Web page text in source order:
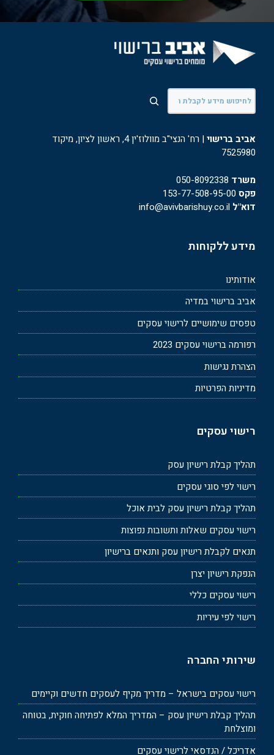
חיפוש
אביב ברישוי
| רח' הנצי"ב מוולוז'ין 4, ראשון לציון, מיקוד
7525980
משרד 050-8092338
פקס
דוא"ל
מידע ללקוחות
אודותינו
אביב ברישוי במדיה
טפסים שימושיים לרישוי עסקים
רפורמה ברישוי עסקים 2023
הצהרת נגישות
מדיניות הפרטיות
רישוי עסקים
תהליך קבלת רישיון עסק
רישוי לפי סוגי עסקים
תהליך קבלת רישיון עסק לבית אוכל
רישוי עסקים שאלות ותשובות נפוצות
תנאים לקבלת רישיון עסק ותנאים ברישיון
הנפקת רישיון יצרן
רישוי עסקים כללי
רישוי לפי עיריות
שירותי החברה
רישוי עסקים בישראל – מדריך מקיף לעסקים חדשים וקיימים
תהליך קבלת רישיון עסק – המדריך המלא לפתיחה חוקית, בטוחה
ומוצלחת
אדריכל / הנדסאי לרישוי עסקים